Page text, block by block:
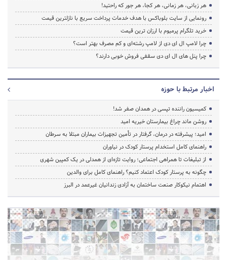
هر زبانی، هر زمانی، هر کجا، هر جور که راحتید!
رونمایی از سایت بلوباکس با هدف خدمات پرداخت سریع با نازلترین قیمت
خرید تلگرام پرمیوم با ارزان ترین قیمت
چرا لامپ ال ای دی از لامپ رشته‌ای و کم مصرف بهتر است؟
چرا پنل های ال ای دی سقفی فروش خوبی دارند؟
اخبار مرتبط با حوزه
کمیسیون راننده تپسی در همدان صفر شد!
روشن ماند چراغ بیمارستان خیریه امید
امید؛ پیشرفته در درمان، گرفتار در تأمین تجهیزات بیماران مبتلا به سرطان
راهنمای کامل استخدام پرستار کودک در نیاوران
از تبلیغات تا همراهی اجتماعی؛ روایت تازه‌ای از همدلی در یک کمپین شهری
چگونه به پرستار کودک اعتماد کنیم؟ راهنمای کامل برای والدین
اهتمام نیکوکار صنعت ساختمان به آزادی زندانیان غیرعمد در البرز